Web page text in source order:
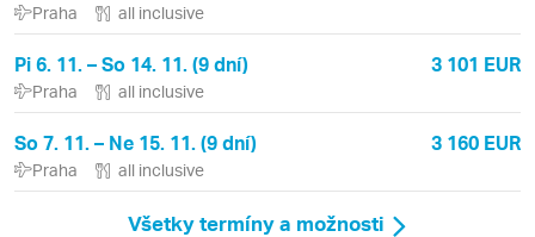
Praha all inclusive
Pi 6. 11. – So 14. 11. (9 dní) 3 101 EUR
Praha all inclusive
So 7. 11. – Ne 15. 11. (9 dní) 3 160 EUR
Praha all inclusive
Všetky termíny a možnosti